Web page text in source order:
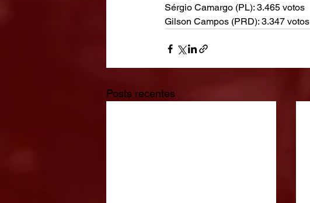
Sérgio Camargo (PL): 3.465 votos
Gilson Campos (PRD): 3.347 votos
Posts recentes